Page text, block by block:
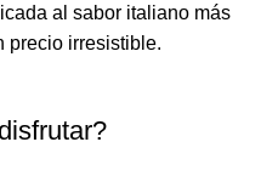
al sabor italiano más
precio irresistible.